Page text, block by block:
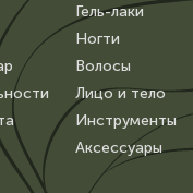
Гель-лаки
Ногти
Волосы
Лицо и тело
Инструменты
Аксессуары